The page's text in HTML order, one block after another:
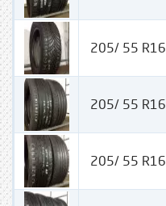
205/ 55 R16
205/ 55 R16
205/ 55 R16